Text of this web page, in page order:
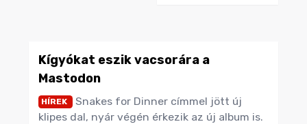
Kígyókat eszik vacsorára a
Mastodon
HÍREK
Snakes for Dinner címmel jött új
klipes dal, nyár végén érkezik az új album is.